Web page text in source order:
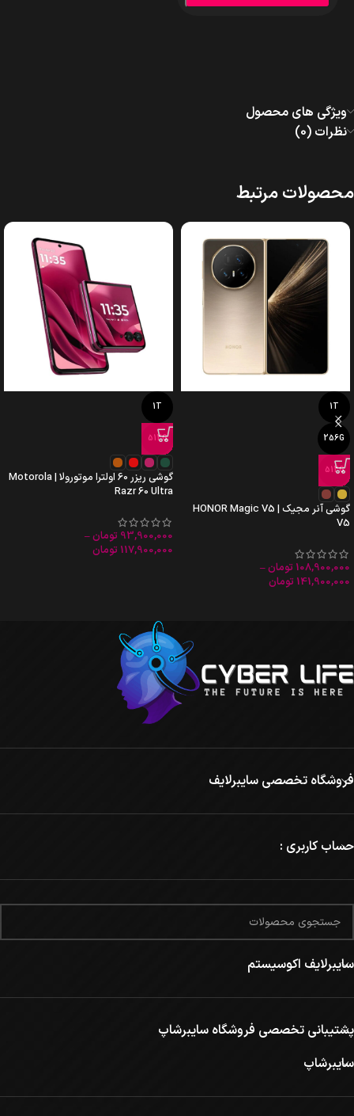
ویژگی های محصول
نظرات (0)
محصولات مرتبط
1T
256G
512G
گوشی آنر مجیک HONOR Magic V5 |
V5
108,900,000 تومان–
141,900,000 تومان
1T
512G
گوشی ریزر 60 اولترا موتورولا | Motorola
Razr 60 Ultra
93,900,000 تومان–
117,900,000 تومان
فروشگاه تخصصی سایبرلایف
حساب کاربری :
سایبرلایف اکوسیستم
پشتیبانی تخصصی فروشگاه سایبرشاپ
سایبرشاپ